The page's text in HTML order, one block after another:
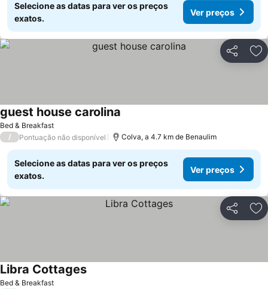
Selecione as datas para ver os preços
exatos.
Ver preços
Partilhar
Bed & Breakfast
guest house carolina
/ Pontuação não disponível Colva, a 4.7 km de Benaulim
Selecione as datas para ver os preços
exatos.
Ver preços
Partilhar
Bed & Breakfast
Libra Cottages